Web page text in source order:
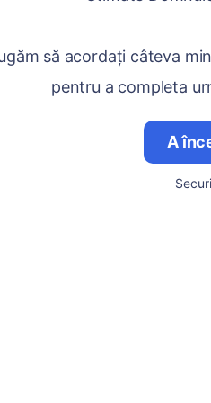
să acordați câteva
pentru a completa
A